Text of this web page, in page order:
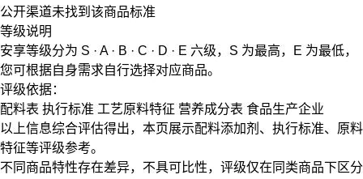
公开渠道未找到该商品标准
等级说明
安享等级分为 S · A · B · C · D · E 六级， S 为最高， E 为最低，
您可根据自身需求自行选择对应商品。
评级依据：
配料表 执行标准 工艺原料特征 营养成分表 食品生产企业
以上信息综合评估得出，本页展示配料添加剂 、 执行标准、 原料
特征等评级参考。
不同商品特性存在差异，不具可比性，评级仅在 同类商品下区分